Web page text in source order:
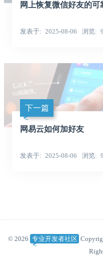
网上恢复微信好友的可
发表于 2025-08-06 浏览
下一篇
网易云如何加好友
发表于 2025-08-06 浏览
© 2026 专业开发者社区